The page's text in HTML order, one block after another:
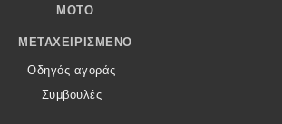
MOTO
ΜΕΤΑΧΕΙΡΙΣΜΈΝΟ
Οδηγός αγοράς
Συμβουλές